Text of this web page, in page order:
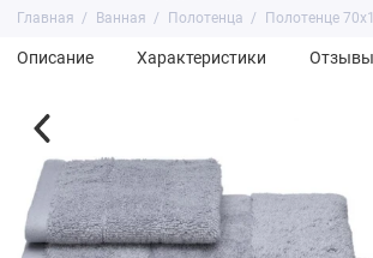
Главная Ванная Полотенца Полотенце
Описание Характеристики Отзывы